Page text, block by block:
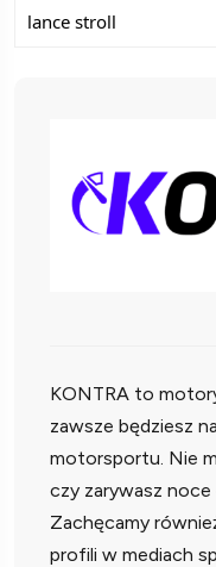
KONTRA to
zawsze będziesz
motorsportu. Nie
czy zarywasz
Zachęcamy
profili w mediach